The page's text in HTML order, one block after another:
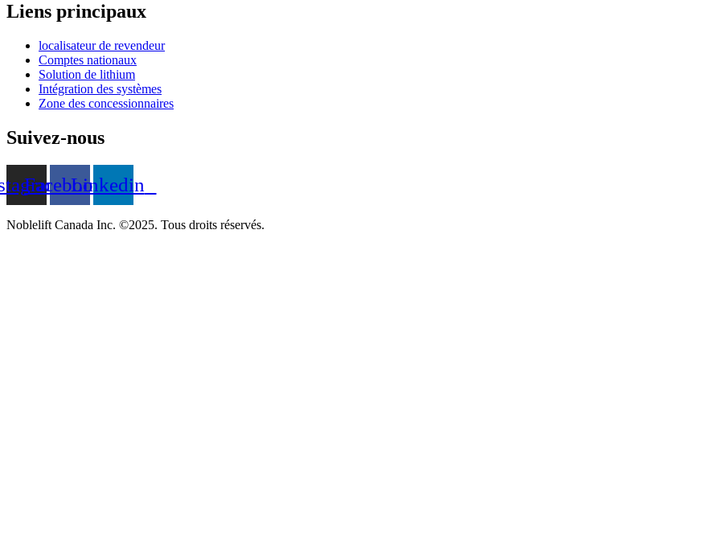
Liens principaux
localisateur de revendeur
Comptes nationaux
Solution de lithium
Intégration des systèmes
Zone des concessionnaires
Suivez-nous
FacebookLinkedin
Noblelift Canada Inc. ©2025. Tous droits réservés.